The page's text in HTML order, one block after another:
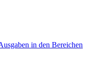
in den Bereichen